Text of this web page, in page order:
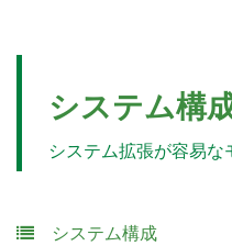
システム構
システム拡張が容易
システム構成